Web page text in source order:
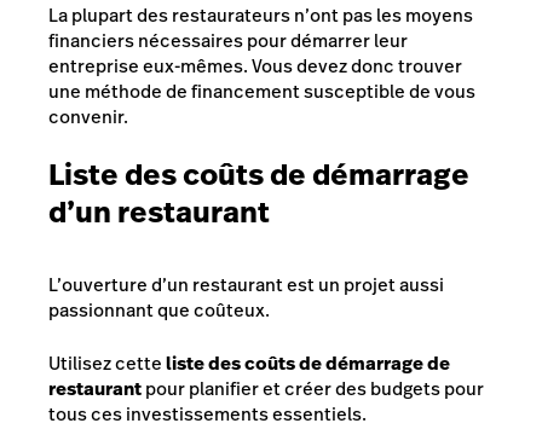
La plupart des restaurateurs n’ont pas les moyens
financiers nécessaires pour démarrer leur
entreprise eux-mêmes. Vous devez donc trouver
une méthode de financement susceptible de vous
convenir.
Liste des coûts de démarrage
d’un restaurant
L’ouverture d’un restaurant est un projet aussi
passionnant que coûteux.
Utilisez cetteliste des coûts de démarrage de
restaurantpour planifier et créer des budgets pour
tous ces investissements essentiels.